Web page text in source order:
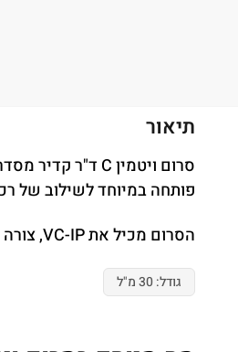
תיאור
פותחה במיוחד לשילוב של
הסרום מכיל את VC-IP, צורה מתקדמת ויציבה של ויטמין C הנחשבת יעילה במיוחד בזכות יכולת הספיגה הגבוהה שלה בעור והעמידות הגבוהה בפני חמצון.
גודל: 30 מ"ל